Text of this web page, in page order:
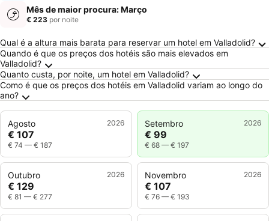
Mês de maior procura: Março
€ 223 por noite
Perguntas Frequentes sobre Valladolid
Qual é a altura mais barata para reservar um hotel em Valladolid?
Quando é que os preços dos hotéis são mais elevados em
Valladolid?
Quanto custa, por noite, um hotel em Valladolid?
Como é que os preços dos hotéis em Valladolid variam ao longo do
ano?
Agosto 2026
€ 107
€ 74 — € 187
Setembro 2026
€ 99
€ 68 — € 197
Outubro 2026
€ 129
€ 81 — € 277
Novembro 2026
€ 107
€ 76 — € 193